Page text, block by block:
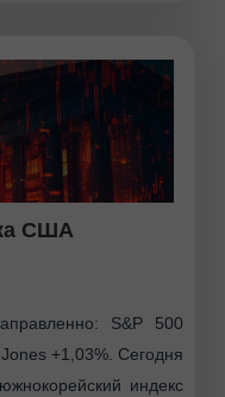
США
S&P 500
+1,03%. Сегодня
индекс